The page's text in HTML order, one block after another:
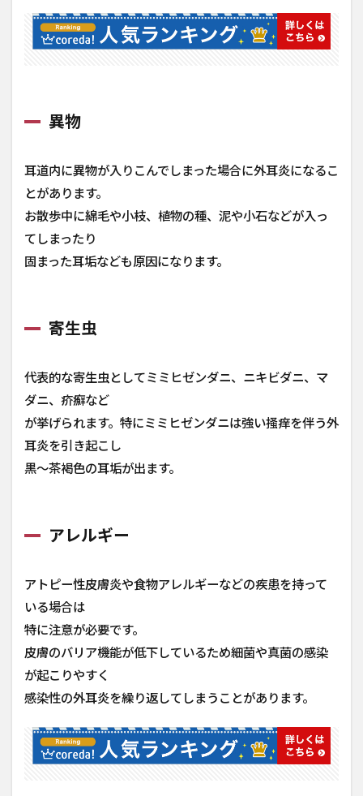
ック
をお
こな
異物
耳道内に異物が入りこんでしまった場合に外耳炎になるこ
とがあります。
お散歩中に綿毛や小枝、植物の種、泥や小石などが入っ
てしまったり
固まった耳垢なども原因になります。
寄生虫
代表的な寄生虫としてミミヒゼンダニ、ニキビダニ、マ
ダニ、疥癬など
が挙げられます。特にミミヒゼンダニは強い掻痒を伴う外
耳炎を引き起こし
黒〜茶褐色の耳垢が出ます。
アレルギー
アトピー性皮膚炎や食物アレルギーなどの疾患を持って
いる場合は
特に注意が必要です。
皮膚のバリア機能が低下しているため細菌や真菌の感染
が起こりやすく
感染性の外耳炎を繰り返してしまうことがあります。